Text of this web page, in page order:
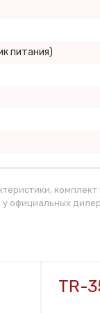
питания)
официальных
TR-